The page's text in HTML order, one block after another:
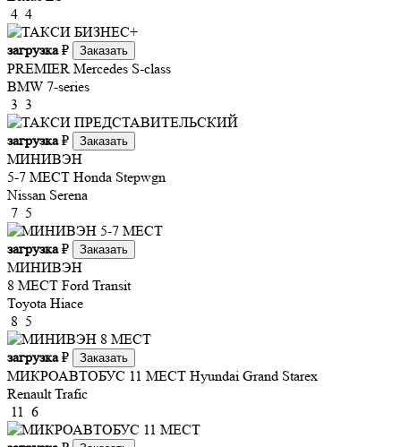
4 4
загрузка₽ Заказать
PREMIER Mercedes S-class
BMW 7-series
3 3
загрузка₽ Заказать
МИНИВЭН
5-7 МЕСТ Honda Stepwgn
Nissan Serena
7 5
загрузка₽ Заказать
МИНИВЭН
8 МЕСТ Ford Transit
Toyota Hiace
8 5
загрузка₽ Заказать
МИКРОАВТОБУС 11 МЕСТ Hyundai Grand Starex
Renault Trafic
11 6